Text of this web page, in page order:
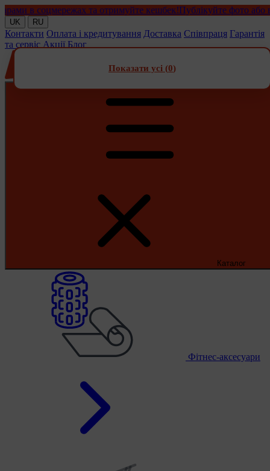
в соцмережах та отримуйте кешбек!Публікуйте фото або
UK RU
Контакти Оплата і кредитування Доставка Співпраця Гарантія
та сервіс Акції Блог
Каталог
Фітнес-аксесуари
Показати усі (0)